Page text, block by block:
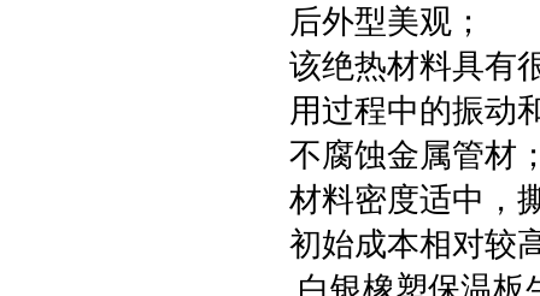
后外型美观；
该绝热材料具有
用过程中的振动
不腐蚀金属管材
材料密度适中，
初始成本相对较
白银橡塑保温